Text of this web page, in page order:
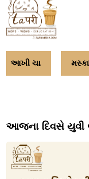
આખી ચા
આજના દિવસે યુવી